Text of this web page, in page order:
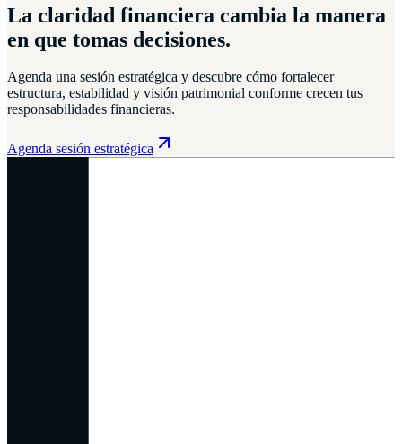
La claridad financiera cambia la manera
en que tomas decisiones.
Agenda una sesión estratégica y descubre cómo fortalecer
estructura, estabilidad y visión patrimonial conforme crecen tus
responsabilidades financieras.
Agenda sesión estratégica